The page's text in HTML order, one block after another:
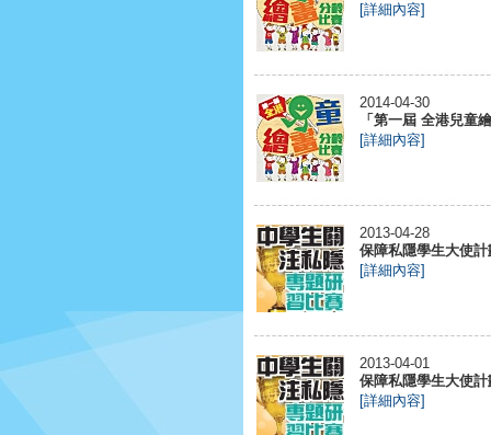
[詳細內容]
2014-04-30
「第一屆 全港兒童
[詳細內容]
2013-04-28
保障私隱學生大使
[詳細內容]
2013-04-01
保障私隱學生大使
[詳細內容]